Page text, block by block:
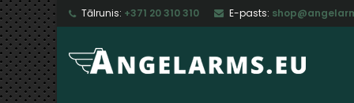
Tālrunis: +371 20 310 310 E-pasts: